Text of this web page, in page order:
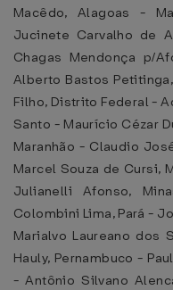
Macêdo, Alagoas -
Jucinete Carvalho de
Chagas Mendonça p/
Alberto Bastos
Filho, Distrito Federal -
Santo - Maurício Cézar
Maranhão - Claudio
Marcel Souza de Cursi,
Julianelli Afonso,
Colombini Lima, Pará -
Marialvo Laureano dos
Hauly, Pernambuco -
- Antônio Silvano